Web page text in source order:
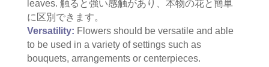
leaves. 触ると強い感触があり、本物の花と簡単
に区別できます。
Versatility: Flowers should be versatile and able
to be used in a variety of settings such as
bouquets, arrangements or centerpieces.